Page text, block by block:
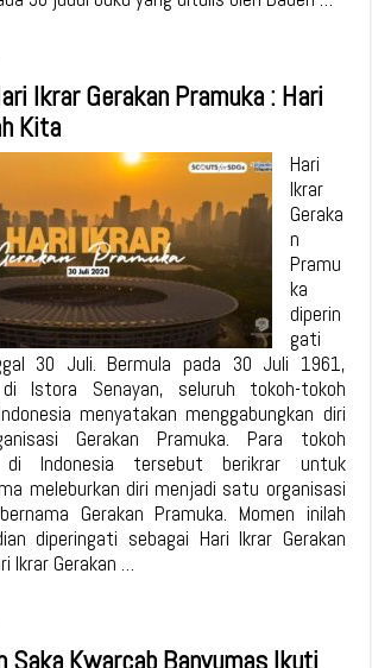
Ikrar Gerakan Pramuka : Hari
Kita
Hari
Ikrar
Geraka
n
Pramu
ka
diperin
gati
30 Juli. Bermula pada 30 Juli 1961,
Istora Senayan, seluruh tokoh-tokoh
menyatakan menggabungkan diri
Gerakan Pramuka. Para tokoh
di Indonesia tersebut berikrar untuk
meleburkan diri menjadi satu organisasi
Gerakan Pramuka. Momen inilah
diperingati sebagai Hari Ikrar Gerakan
Ikrar Gerakan …